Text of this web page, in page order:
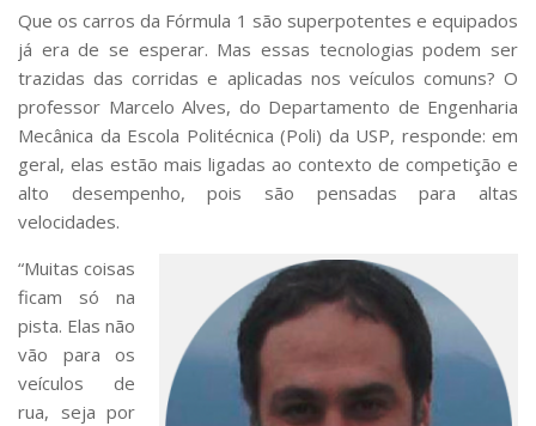
Que os carros da Fórmula 1 são superpotentes e equipados
já era de se esperar. Mas essas tecnologias podem ser
trazidas das corridas e aplicadas nos veículos comuns? O
professor Marcelo Alves, do Departamento de Engenharia
Mecânica da Escola Politécnica (Poli) da USP, responde: em
geral, elas estão mais ligadas ao contexto de competição e
alto desempenho, pois são pensadas para altas
velocidades.
“Muitas coisas
ficam só na
pista. Elas não
vão para os
veículos de
rua, seja por